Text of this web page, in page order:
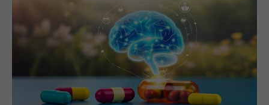
Vitamina care îți protejează creierul. Cum previi